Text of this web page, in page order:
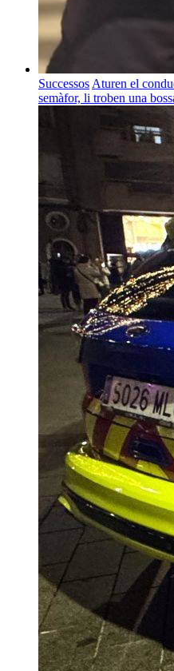
Successos Aturen el
semàfor, li troben una